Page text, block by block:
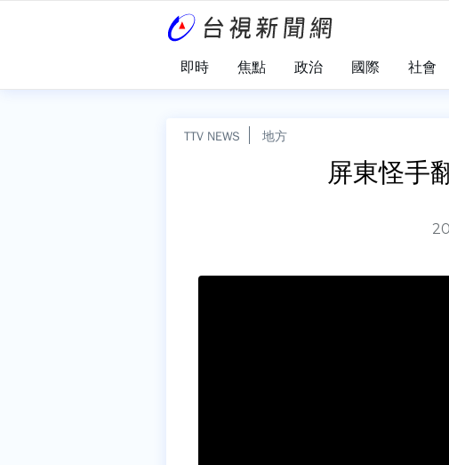
即時 焦點 政治 國際 社會
TTV NEWS 地方
屏東怪手